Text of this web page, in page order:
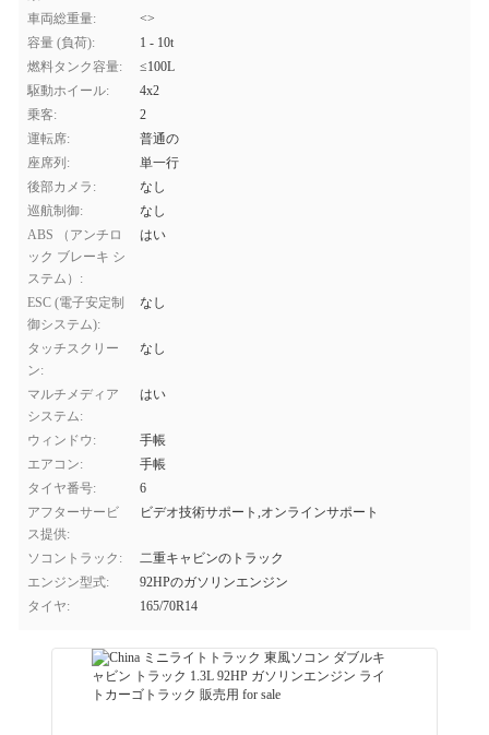
車両総重量:
<>
容量 (負荷):
1 - 10t
燃料タンク容量:
≤100L
駆動ホイール:
4x2
乗客:
2
運転席:
普通の
座席列:
単一行
後部カメラ:
なし
巡航制御:
なし
ABS （アンチロ
ック ブレーキ シ
ステム）:
はい
ESC (電子安定制
御システム):
なし
タッチスクリー
ン:
なし
マルチメディア
システム:
はい
ウィンドウ:
手帳
エアコン:
手帳
タイヤ番号:
6
アフターサービ
ス提供:
ビデオ技術サポート,オンラインサポート
ソコントラック:
二重キャビンのトラック
エンジン型式:
92HPのガソリンエンジン
タイヤ:
165/70R14